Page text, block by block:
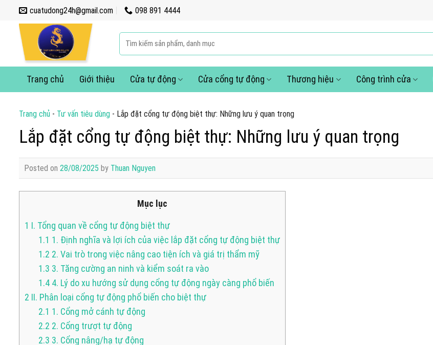
content
cuatudong24h@gmail.com 098 891 4444
kiếm:
Trang chủ Giới thiệu Cửa tự động Cửa cổng tự động Thương hiệu Công trình cửa
Trang chủ - Tư vấn tiêu dùng - Lắp đặt cổng tự động biệt thự: Những lưu ý quan trọng
Lắp đặt cổng tự động biệt thự: Những lưu ý quan trọng
Posted on 28/08/2025 by Thuan Nguyen
Mục lục
1 I. Tổng quan về cổng tự động biệt thự
1.1 1. Định nghĩa và lợi ích của việc lắp đặt cổng tự động biệt thự
1.2 2. Vai trò trong việc nâng cao tiện ích và giá trị thẩm mỹ
1.3 3. Tăng cường an ninh và kiểm soát ra vào
1.4 4. Lý do xu hướng sử dụng cổng tự động ngày càng phổ biến
2 II. Phân loại cổng tự động phổ biến cho biệt thự
2.1 1. Cổng mở cánh tự động
2.2 2. Cổng trượt tự động
2.3 3. Cổng nâng/hạ tự động